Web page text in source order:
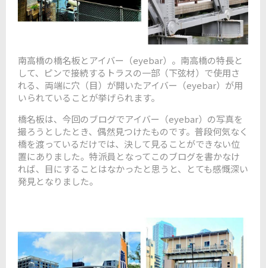
南高橋の橋名板とアイバー（eyebar）。南高橋の特長と
して、ピンで接続するトラスの一部（下弦材）で使用さ
れる、両端に穴（目）が開いたアイバー（eyebar）が用
いられていることが挙げられます。
橋名板は、 今回のブログでアイバー（eyebar）の写真を
撮ろうとしたとき、偶然見つけたものです。普段何気なく
橋を渡っているだけでは、決して見ることができない位
置にありました。特派員となってこのブログを書かなけ
れば、目にすることはなかったと思うと、とても感慨深い
発見となりました。